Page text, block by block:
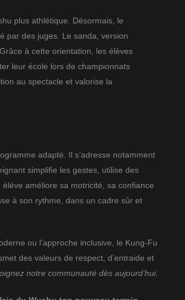
plus athlétique. Désormais, le
par des juges. Le sanda, version
à cette orientation, les élèves
leur école lors de championnats
au spectacle et valorise la
adapté. Il s’adresse notamment
simplifie les gestes, utilise des
améliore sa motricité, sa confiance
à son rythme, dans un cadre sûr et
ou l’approche inclusive, le Kung-Fu
des valeurs de respect, d’entraide et
notre communauté dès aujourd’hui.